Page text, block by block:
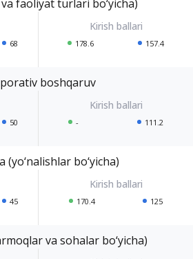
faoliyat turlari bo‘yicha)
68 178.6 157.4
boshqaruv
50 - 111.2
(yo‘nalishlar bo‘yicha)
45 170.4 125
va sohalar bo‘yicha)